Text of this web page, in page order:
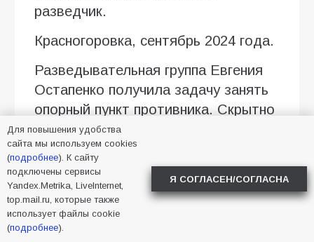
разведчик.
Красногоровка, сентябрь 2024 года.
Разведывательная группа Евгения
Остапенко получила задачу занять
опорный пункт противника. Скрытно
приблизившись к позициям врага,
казак открыл огонь из АК-12,
уничтожил шестерых боевиков,
после чего сопротивление
противника было подавлено.
На следующий день противник
Для повышения удобства
сайта мы используем cookies
(подробнее). К сайту
подключены сервисы
Yandex.Metrika, LiveInternet,
top.mail.ru, которые также
использует файлы cookie
(подробнее).
Я СОГЛАСЕН/СОГЛАСНА